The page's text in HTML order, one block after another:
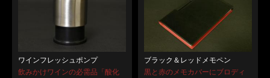
ワインフレッシュポンプ
飲みかけワインの必需品「酸化
ブラック＆レッドメモペン
黒と赤のメモカバーにブロディ